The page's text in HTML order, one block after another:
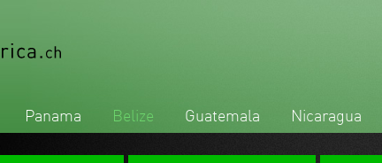
Panama Belize Guatemala Nicaragua